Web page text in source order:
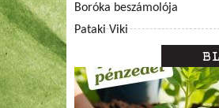
Boróka beszámolója
Pataki Viki